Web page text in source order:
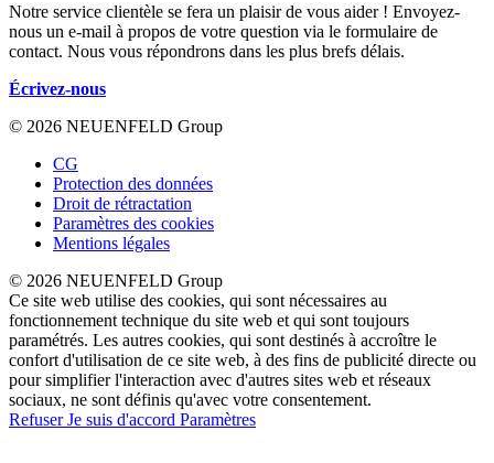
Notre service clientèle se fera un plaisir de vous aider ! Envoyez-
nous un e-mail à propos de votre question via le formulaire de
contact. Nous vous répondrons dans les plus brefs délais.
Écrivez-nous
© 2026 NEUENFELD Group
CG
Protection des données
Droit de rétractation
Paramètres des cookies
Mentions légales
© 2026 NEUENFELD Group
Ce site web utilise des cookies, qui sont nécessaires au
fonctionnement technique du site web et qui sont toujours
paramétrés. Les autres cookies, qui sont destinés à accroître le
confort d'utilisation de ce site web, à des fins de publicité directe ou
pour simplifier l'interaction avec d'autres sites web et réseaux
sociaux, ne sont définis qu'avec votre consentement.
RefuserJe suis d'accord Paramètres